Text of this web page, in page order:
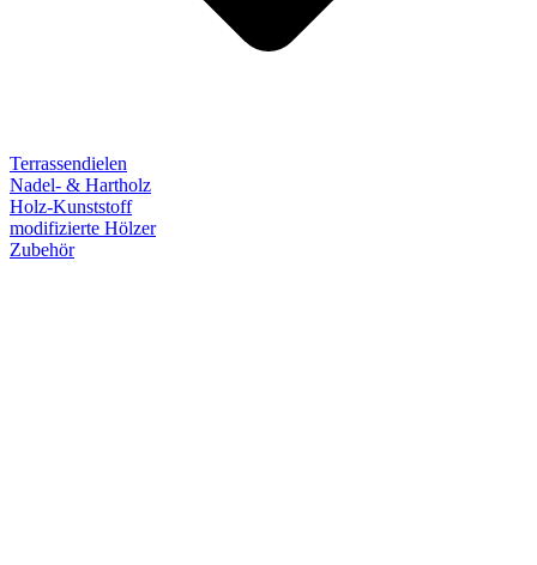
Terrassendielen
Nadel- & Hartholz
Holz-Kunststoff
modifizierte Hölzer
Zubehör